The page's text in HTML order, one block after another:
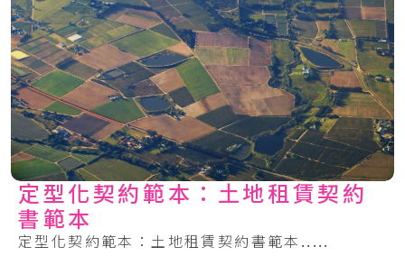
定型化契約範本：土地租賃契約
書範本
定型化契約範本：土地租賃契約書範本.....